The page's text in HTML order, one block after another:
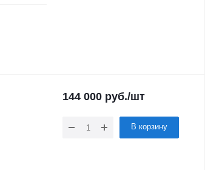
144 000 руб./шт
В корзину